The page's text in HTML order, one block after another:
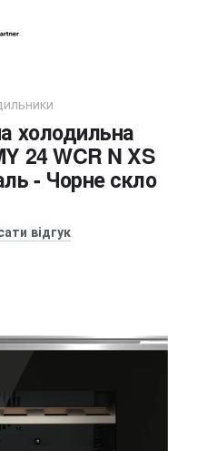
холодильна
24 WCR N XS
- Чорне скло
відгук